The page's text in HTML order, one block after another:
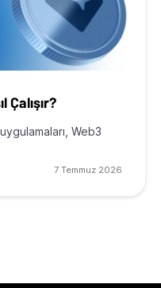
Çalışır?
Web3
7 Temmuz 2026